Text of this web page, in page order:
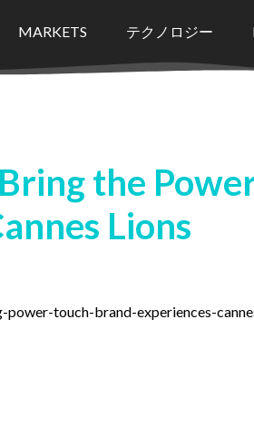
MARKETS テクノロジー
the
Lions
touch-brand-experiences-